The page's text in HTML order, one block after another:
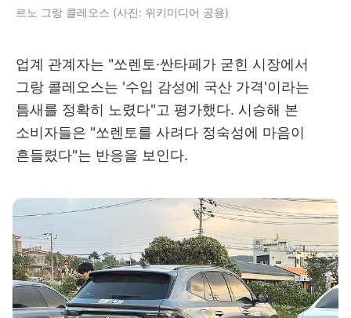
르노 그랑 콜레오스 (사진: 위키미디어 공용)
업계 관계자는 "쏘렌토·싼타페가 굳힌 시장에서
그랑 콜레오스는 '수입 감성에 국산 가격'이라는
틈새를 정확히 노렸다"고 평가했다. 시승해 본
소비자들은 "쏘렌토를 사려다 정숙성에 마음이
흔들렸다"는 반응을 보인다.